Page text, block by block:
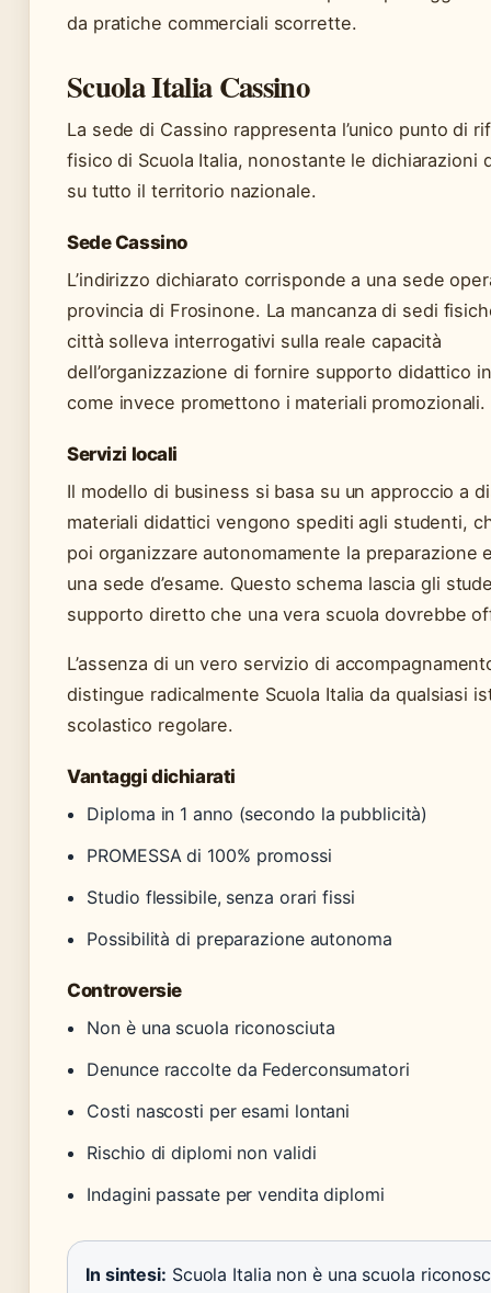
da pratiche commerciali scorrette.
Scuola Italia Cassino
La sede di Cassino rappresenta l’unico punto di
fisico di Scuola Italia, nonostante le dichiarazioni
su tutto il territorio nazionale.
Sede Cassino
L’indirizzo dichiarato corrisponde a una sede
provincia di Frosinone. La mancanza di sedi
città solleva interrogativi sulla reale capacità
dell’organizzazione di fornire supporto didattico
come invece promettono i materiali promozionali.
Servizi locali
Il modello di business si basa su un approccio a
materiali didattici vengono spediti agli studenti,
poi organizzare autonomamente la preparazione
una sede d’esame. Questo schema lascia gli
supporto diretto che una vera scuola dovrebbe
L’assenza di un vero servizio di
distingue radicalmente Scuola Italia da qualsiasi
scolastico regolare.
Vantaggi dichiarati
Diploma in 1 anno (secondo la pubblicità)
PROMESSA di 100% promossi
Studio flessibile, senza orari fissi
Possibilità di preparazione autonoma
Controversie
Non è una scuola riconosciuta
Denunce raccolte da Federconsumatori
Costi nascosti per esami lontani
Rischio di diplomi non validi
Indagini passate per vendita diplomi
In sintesi: Scuola Italia non è una scuola